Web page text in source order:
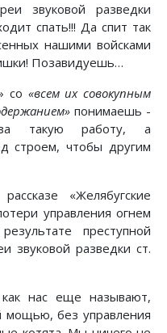
звуковой разведки
спать!!! Да спит так
нашими войсками
Позавидуешь…
со «всем их совокупным
понимаешь -
такую работу, а
строем, чтобы другим
«Желябугские
управления огнем
преступной
звуковой разведки ст.
нас еще называют,
мощью, без управления